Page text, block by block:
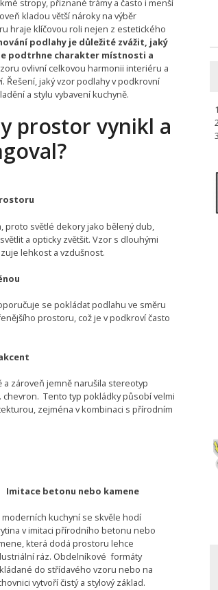
stropy, přiznané trámy a často i menší
kladou větší nároky na výběr
hraje klíčovou roli nejen z estetického
podlahy je důležité zvážit, jaký
podtrhne charakter místnosti a
ovlivní celkovou harmonii interiéru a
Řešení, jaký vzor podlahy v podkrovní
a stylu vybavení kuchyně.
prostor vynikl a
proto světlé dekory jako bělený dub,
a opticky zvětšit. Vzor s dlouhými
lehkost a vzdušnost.
se pokládat podlahu ve směru
prostoru, což je v podkroví často
zároveň jemně narušila stereotyp
Tento typ pokládky působí velmi
zejména v kombinaci s přírodním
Imitace betonu nebo kamene
moderních kuchyní se skvěle hodí
v imitaci přírodního betonu nebo
která dodá prostoru lehce
ráz. Obdelníkové formáty
do střídavého vzoru nebo na
vytvoří čistý a stylový základ.